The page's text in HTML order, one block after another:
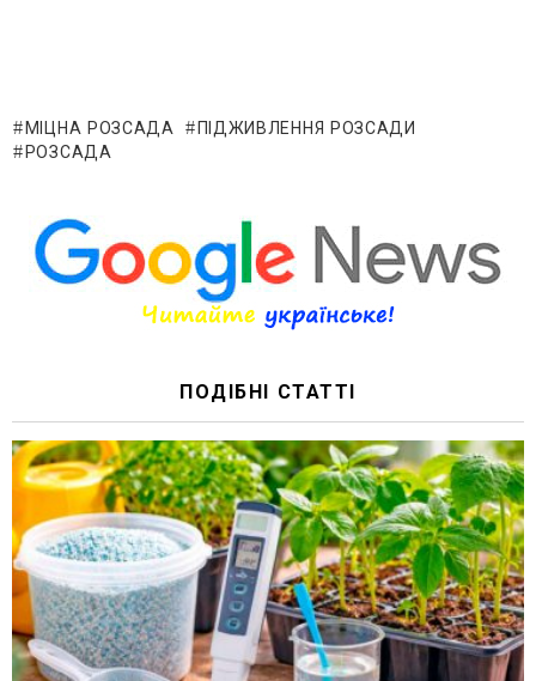
МІЦНА РОЗСАДА
ПІДЖИВЛЕННЯ РОЗСАДИ
РОЗСАДА
ПОДІБНІ СТАТТІ